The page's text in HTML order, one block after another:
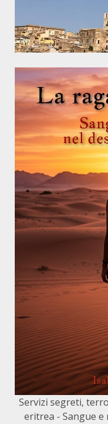
Servizi segreti,
eritrea - Sangue e